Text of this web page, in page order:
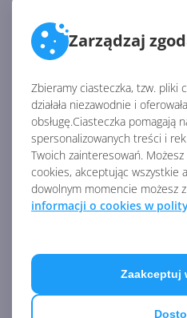
Zarządzaj
Zbieramy ciasteczka, tzw. pliki
działała niezawodnie i
obsługę.Ciasteczka pomagają
spersonalizowanych treści i
Twoich zainteresowań.
cookies, akceptując wszystkie
dowolnym momencie możesz
informacji o cookies w
Zaakceptuj
zdefiniował opartą na
reprezentację
frameworkach, a następnie
wydajnej infrastrukturze.
Na sympozjum Hot Chips
Brainwave zaprezentowano